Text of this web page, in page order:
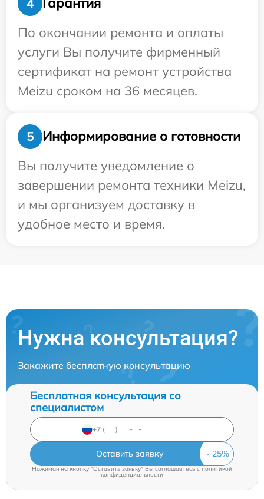
4
По окончании ремонта и оплаты
услуги Вы получите фирменный
сертификат на ремонт устройства
Meizu сроком на 36 месяцев.
5
Информирование о готовности
Вы получите уведомление о
завершении ремонта техники Meizu,
и мы организуем доставку в
удобное место и время.
Нужна консультация?
Закажите бесплатную консультацию
Бесплатная консультация со
специалистом
Оставить заявку
Нажимая на кнопку "Оставить заявку" Вы соглашаетесь cполитикой
конфиденциальности